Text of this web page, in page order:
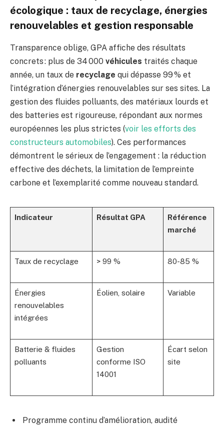
écologique : taux de recyclage, énergies
renouvelables et gestion responsable
Transparence oblige, GPA affiche des résultats
concrets : plus de 34 000 véhicules traités chaque
année, un taux de recyclage qui dépasse 99 % et
l’intégration d’énergies renouvelables sur ses sites. La
gestion des fluides polluants, des matériaux lourds et
des batteries est rigoureuse, répondant aux normes
européennes les plus strictes (voir les efforts des
constructeurs automobiles). Ces performances
démontrent le sérieux de l’engagement : la réduction
effective des déchets, la limitation de l’empreinte
carbone et l’exemplarité comme nouveau standard.
Indicateur Résultat GPA
Référence
marché
Taux de recyclage > 99 % 80-85 %
Énergies
renouvelables
intégrées
Éolien, solaire Variable
Batterie & fluides
polluants
Gestion
conforme ISO
14001
Écart selon
site
Programme continu d’amélioration, audité